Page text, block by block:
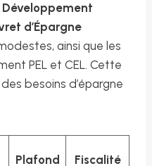
d’Épargne
ainsi que les
PEL et CEL. Cette
besoins d’épargne
Plafond Fiscalité